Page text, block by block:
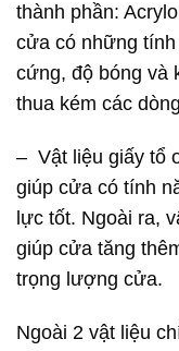
thành phần:
cửa có những
cứng, độ bóng và
thua kém các
– Vật liệu giấy tổ
giúp cửa có tính
lực tốt. Ngoài ra,
giúp cửa tăng
trọng lượng cửa.
Ngoài 2 vật liệu